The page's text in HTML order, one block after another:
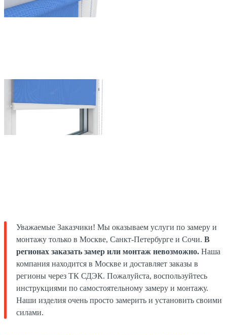
Уважаемые Заказчики! Мы оказываем услуги по замеру и
монтажу только в Москве, Санкт-Петербурге и Сочи. В
регионах заказать замер или монтаж невозможно. Наша
компания находится в Москве и доставляет заказы в
регионы через ТК СДЭК. Пожалуйста, воспользуйтесь
инструкциями по самостоятельному замеру и монтажу.
Наши изделия очень просто замерить и установить своими
силами.